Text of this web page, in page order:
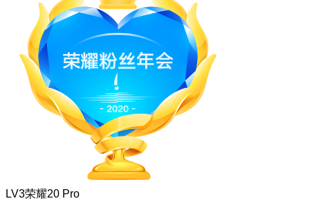
LV3荣耀20 Pro